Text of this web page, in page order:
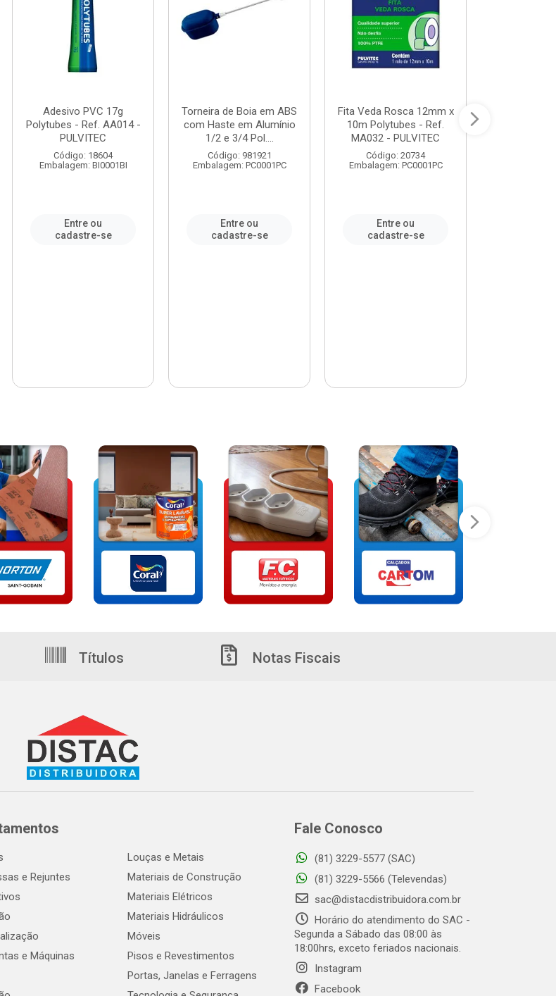
Adesivo PVC 17g
Polytubes - Ref. AA014 -
PULVITEC
Código: 18604
Embalagem: BI0001BI
Entre ou
cadastre-se
Torneira de Boia em ABS
com Haste em Alumínio
1/2 e 3/4 Pol....
Código: 981921
Embalagem: PC0001PC
Entre ou
cadastre-se
Fita Veda Rosca 12mm x
10m Polytubes - Ref.
MA032 - PULVITEC
Código: 20734
Embalagem: PC0001PC
Entre ou
cadastre-se
Títulos Notas Fiscais
e Rejuntes
e Máquinas
Louças e Metais
Materiais de Construção
Materiais Elétricos
Materiais Hidráulicos
Móveis
Pisos e Revestimentos
Portas, Janelas e Ferragens
Fale Conosco
(81) 3229-5577 (SAC)
(81) 3229-5566 (Televendas)
sac@distacdistribuidora.com.br
Horário do atendimento do SAC -
Segunda a Sábado das 08:00 às
18:00hrs, exceto feriados nacionais.
Instagram
Facebook